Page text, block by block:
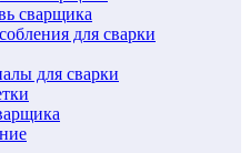
сварщика
для сварки
для сварки